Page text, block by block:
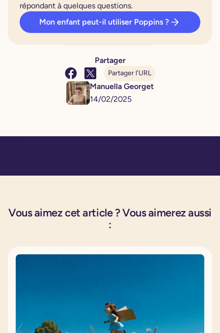
Partager
Partager l'URL
Manuella Georget
14/02/2025
répondant à quelques questions.
Mon enfant peut-il utiliser Poppins ?
Vous aimez cet article ? Vous aimerez aussi
: